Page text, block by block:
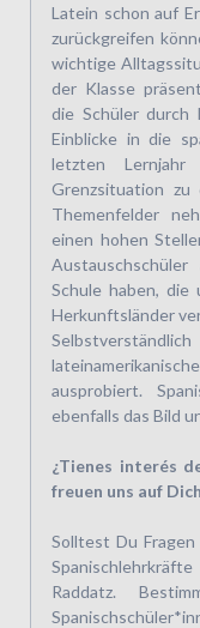
Latein schon auf
zurückgreifen
wichtige
der Klasse
die Schüler durch
Einblicke in die
letzten Lernjahr
Grenzsituation
Themenfelder
einen hohen
Schule haben, die
Herkunftsländer
ausprobiert.
ebenfalls das Bild
¿Tienes interés
freuen uns auf
Solltest Du
Raddatz.